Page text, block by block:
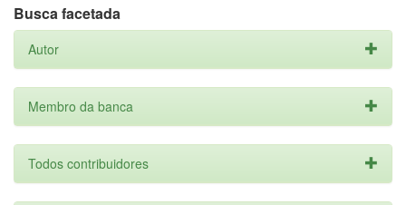
Busca facetada
Autor
Membro da banca
Todos contribuidores